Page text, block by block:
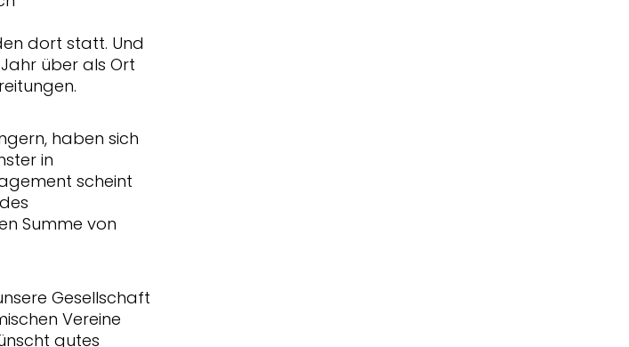
dort statt. Und
über als Ort
haben sich
in
scheint
Summe von
Gesellschaft
Vereine
gutes